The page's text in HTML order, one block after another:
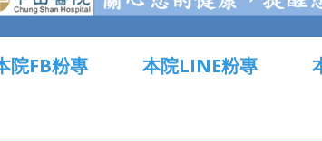
院FB粉專 本院LINE粉專